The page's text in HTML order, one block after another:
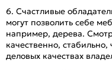
6. Счастливые
могут позволить себе
например, дерева.
качественно,
деловых качествах